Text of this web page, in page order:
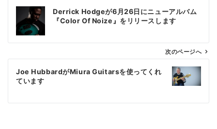
ビ
ン
Derrick Hodgeが6月26日にニューアルバム
『Color Of Noize』をリリースします
次のページへ
Joe HubbardがMiura Guitarsを使ってくれ
ています